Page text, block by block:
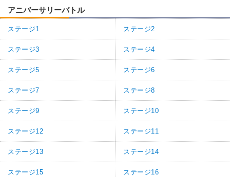
アニバーサリーバトル
ステージ1 ステージ2
ステージ3 ステージ4
ステージ5 ステージ6
ステージ7 ステージ8
ステージ9 ステージ10
ステージ12 ステージ11
ステージ13 ステージ14
ステージ15 ステージ16